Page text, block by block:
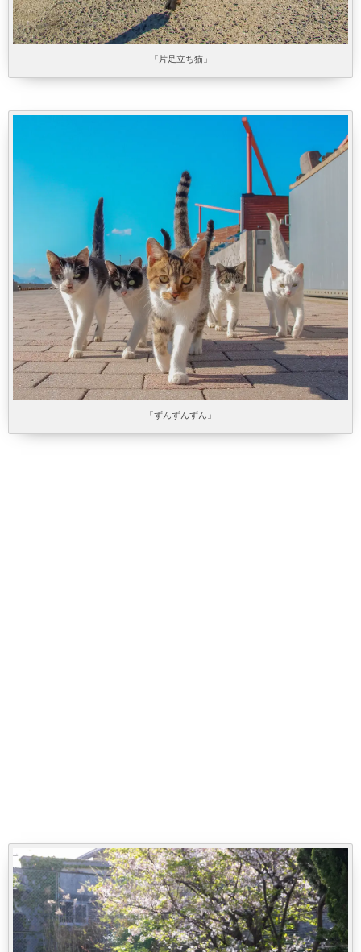
「片足立ち猫」
「ずんずんずん」